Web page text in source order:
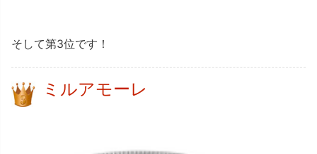
そして第3位です！
ミルアモーレ